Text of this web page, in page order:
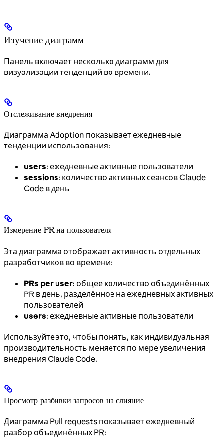
Изучение диаграмм
Панель включает несколько диаграмм для
визуализации тенденций во времени.
Отслеживание внедрения
Диаграмма Adoption показывает ежедневные
тенденции использования:
users: ежедневные активные пользователи
sessions: количество активных сеансов Claude
Code в день
Измерение PR на пользователя
Эта диаграмма отображает активность отдельных
разработчиков во времени:
PRs per user: общее количество объединённых
PR в день, разделённое на ежедневных активных
пользователей
users: ежедневные активные пользователи
Используйте это, чтобы понять, как индивидуальная
производительность меняется по мере увеличения
внедрения Claude Code.
Просмотр разбивки запросов на слияние
Диаграмма Pull requests показывает ежедневный
разбор объединённых PR: